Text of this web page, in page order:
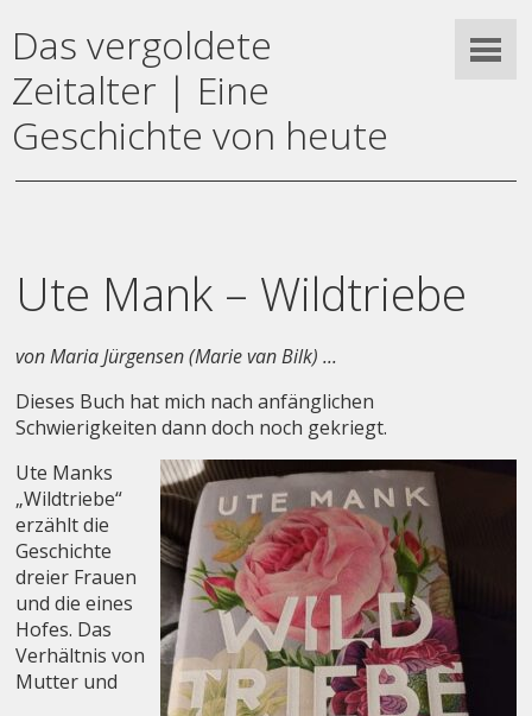
Das vergoldete
Zeitalter | Eine
Geschichte von heute
Ute Mank – Wildtriebe
von Maria Jürgensen (Marie van Bilk) ...
Dieses Buch hat mich nach anfänglichen
Schwierigkeiten dann doch noch gekriegt.
Ute Manks
„Wildtriebe“
erzählt die
Geschichte
dreier Frauen
und die eines
Hofes. Das
Verhältnis von
Mutter und